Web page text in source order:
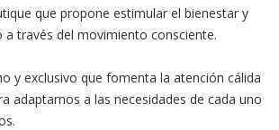
que propone estimular el bienestar y
a través del movimiento consciente.
y exclusivo que fomenta la atención cálida
adaptarnos a las necesidades de cada uno